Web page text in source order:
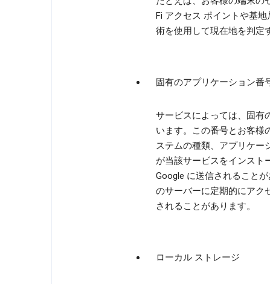
Fi アクセス ポイントや基
術を使用して現在地を判定
固有のアプリケーション番
サービスによっては、固有
います。この番号とお客様
ステムの種類、アプリケー
が当該サービスをインスト
Google に送信されること
のサーバーに定期的にアク
されることがあります。
ローカル ストレージ